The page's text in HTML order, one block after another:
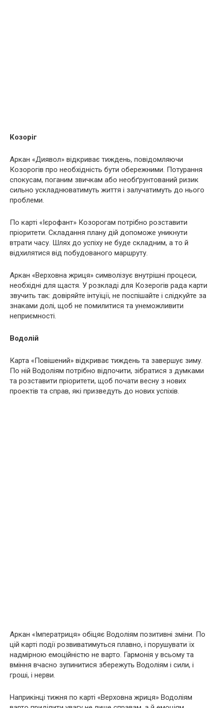
Козоріг
Аркан «Диявол» відкриває тиждень, повідомляючи
Козорогів про необхідність бути обережними. Потурання
спокусам, поганим звичкам або необґрунтований ризик
сильно ускладнюватимуть життя і залучатимуть до нього
проблеми.
По карті «Ієрофант» Козорогам потрібно розставити
пріоритети. Складання плану дій допоможе уникнути
втрати часу. Шлях до успіху не буде складним, а то й
відхилятися від побудованого маршруту.
Аркан «Верховна жриця» символізує внутрішні процеси,
необхідні для щастя. У розкладі для Козерогів рада карти
звучить так: довіряйте інтуїції, не поспішайте і слідкуйте за
знаками долі, щоб не помилитися та унеможливити
неприємності.
Водолій
Карта «Повішений» відкриває тиждень та завершує зиму.
По ній Водоліям потрібно відпочити, зібратися з думками
та розставити пріоритети, щоб почати весну з нових
проектів та справ, які призведуть до нових успіхів.
Аркан «Імператриця» обіцяє Водоліям позитивні зміни. По
цій карті події розвиватимуться плавно, і порушувати їх
надмірною емоційністю не варто. Гармонія у всьому та
вміння вчасно зупинитися збережуть Водоліям і сили, і
гроші, і нерви.
Наприкінці тижня по карті «Верховна жриця» Водоліям